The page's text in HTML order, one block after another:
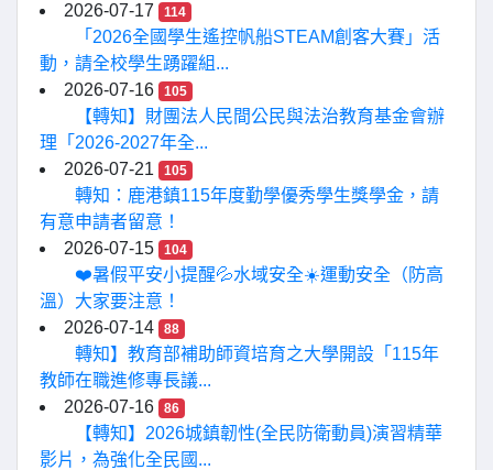
2026-07-17
114
「2026全國學生遙控帆船STEAM創客大賽」活
動，請全校學生踴躍組...
2026-07-16
105
【轉知】財團法人民間公民與法治教育基金會辦
理「2026-2027年全...
2026-07-21
105
轉知：鹿港鎮115年度勤學優秀學生獎學金，請
有意申請者留意！
2026-07-15
104
❤️暑假平安小提醒💦水域安全☀️運動安全（防高
溫）大家要注意！
2026-07-14
88
轉知】教育部補助師資培育之大學開設「115年
教師在職進修專長議...
2026-07-16
86
【轉知】2026城鎮韌性(全民防衛動員)演習精華
影片，為強化全民國...